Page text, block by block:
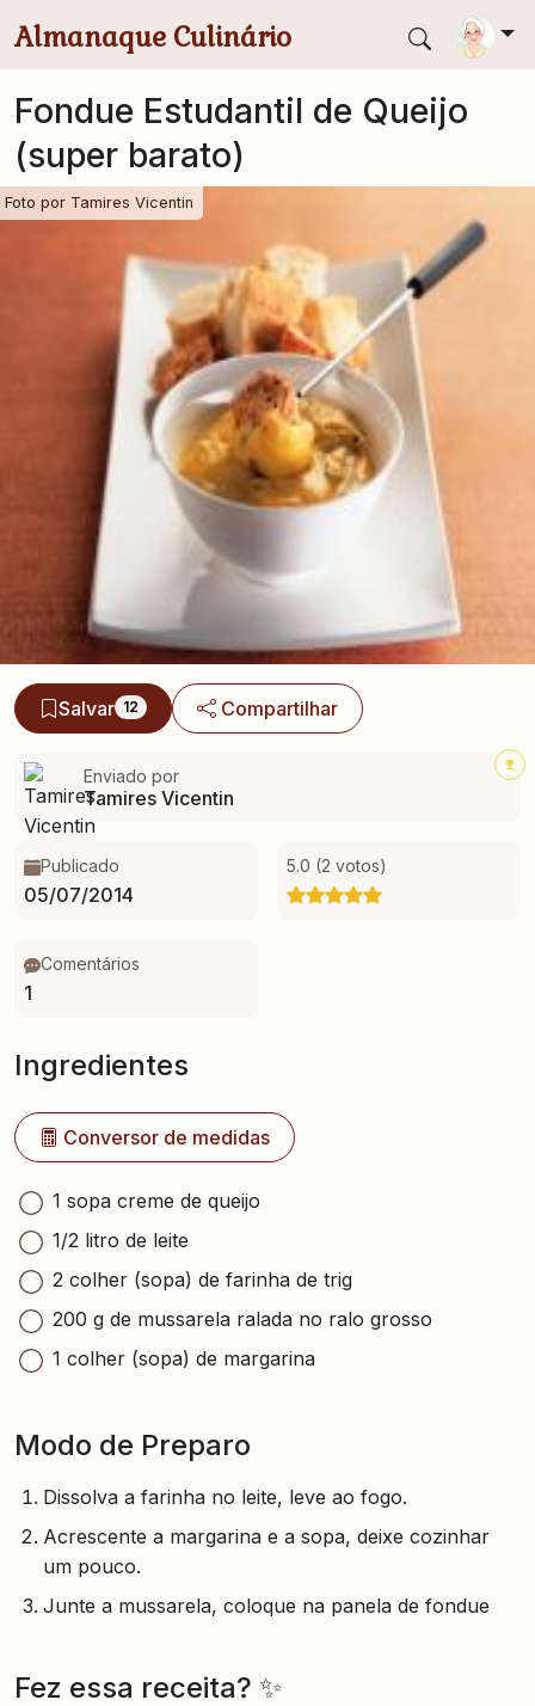
Almanaque Culinário
Fondue Estudantil de Queijo
(super barato)
Foto por Tamires Vicentin
Salvar 12 Compartilhar
Enviado por
Tamires Vicentin
Publicado
05/07/2014
5.0 (2 votos)
Comentários
1
Ingredientes
Conversor de medidas
1 sopa creme de queijo
1/2 litro de leite
2 colher (sopa) de farinha de trig
200 g de mussarela ralada no ralo grosso
1 colher (sopa) de margarina
Modo de Preparo
Dissolva a farinha no leite, leve ao fogo.
Acrescente a margarina e a sopa, deixe cozinhar
um pouco.
Junte a mussarela, coloque na panela de fondue
Fez essa receita? ✨